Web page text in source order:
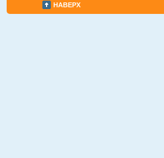
НАВЕРХ